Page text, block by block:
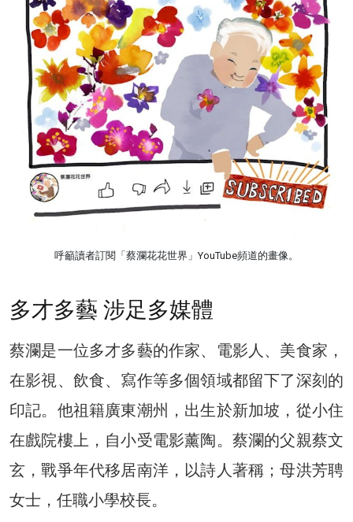
呼籲讀者訂閱「蔡瀾花花世界」YouTube頻道的畫像。
多才多藝 涉足多媒體
蔡瀾是一位多才多藝的作家、電影人、美食家，
在影視、飲食、寫作等多個領域都留下了深刻的
印記。他祖籍廣東潮州，出生於新加坡，從小住
在戲院樓上，自小受電影薰陶。蔡瀾的父親蔡文
玄，戰爭年代移居南洋，以詩人著稱；母洪芳聘
女士，任職小學校長。